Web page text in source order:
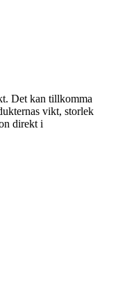
Det kan tillkomma
vikt, storlek
direkt i